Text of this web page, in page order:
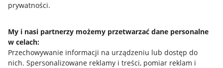
prywatności.
My i nasi partnerzy możemy przetwarzać dane personalne
w celach:
Przechowywanie informacji na urządzeniu lub dostęp do
nich. Spersonalizowane reklamy i treści, pomiar reklam i
Jak to działa
Allegro Gadane dla sprzedających
Allegro Gadane dla kupujących